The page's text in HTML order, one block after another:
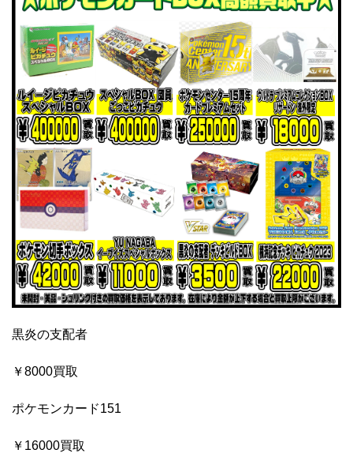
黒炎の支配者
￥8000買取
ポケモンカード151
￥16000買取